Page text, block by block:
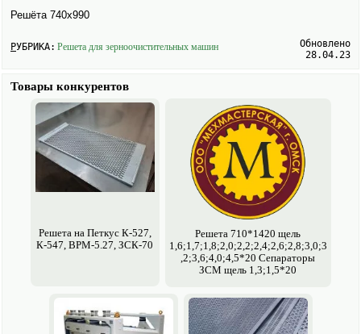
Решёта 740х990
РУБРИКА: Решета для зерно­очистительных машин
Обновлено
28.04.23
Товары конкурентов
Решета на Петкус К-527,
К-547, ВРМ-5.27, ЗСК-70
Решета 710*1420 щель
1,6;1,7;1,8;2,0;2,2;2,4;2,6;2,8;3,0;3
,2;3,6;4,0;4,5*20 Сепараторы
ЗСМ щель 1,3;1,5*20